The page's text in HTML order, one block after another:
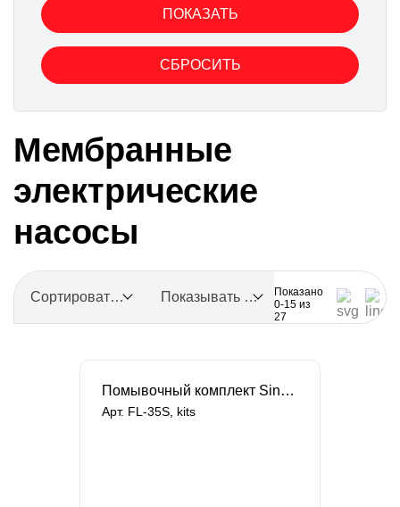
Мембранные
электрические
насосы
Сортировать по Показывать по 15
Показано
0-15 из
27
Помывочный комплект Singflo
Арт. FL-35S, kits